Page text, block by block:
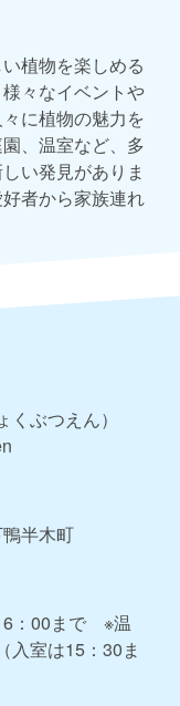
植物を楽しめる
々なイベントや
に植物の魅力を
、温室など、多
い発見がありま
者から家族連れ
くぶつえん）
半木町
：00まで ※温
室は15：30ま